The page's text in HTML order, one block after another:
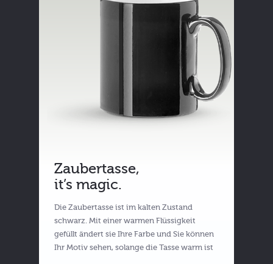
Zaubertasse,
it’s magic.
Die Zaubertasse ist im kalten Zustand
schwarz. Mit einer warmen Flüssigkeit
gefüllt ändert sie Ihre Farbe und Sie können
Ihr Motiv sehen, solange die Tasse warm ist